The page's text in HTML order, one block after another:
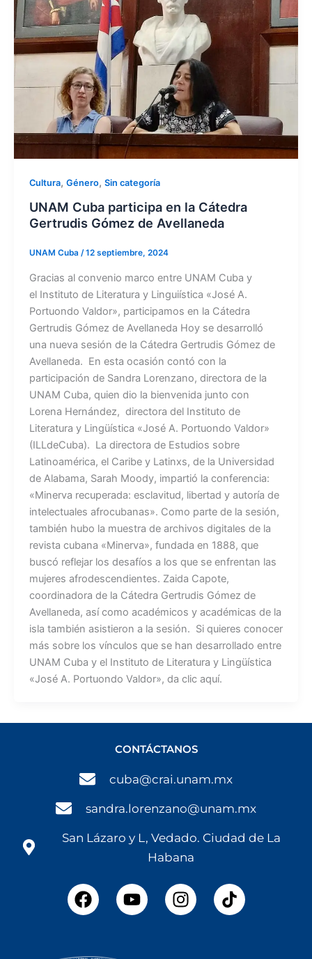
Cultura, Género, Sin categoría
UNAM Cuba participa en la Cátedra
Gertrudis Gómez de Avellaneda
UNAM Cuba /12 septiembre, 2024
Gracias al convenio marco entre UNAM Cuba y
el Instituto de Literatura y Linguiística «José A.
Portuondo Valdor», participamos en la Cátedra
Gertrudis Gómez de Avellaneda Hoy se desarrolló
una nueva sesión de la Cátedra Gertrudis Gómez de
Avellaneda. En esta ocasión contó con la
participación de Sandra Lorenzano, directora de la
UNAM Cuba, quien dio la bienvenida junto con
Lorena Hernández, directora del Instituto de
Literatura y Lingüística «José A. Portuondo Valdor»
(ILLdeCuba). La directora de Estudios sobre
Latinoamérica, el Caribe y Latinxs, de la Universidad
de Alabama, Sarah Moody, impartió la conferencia:
«Minerva recuperada: esclavitud, libertad y autoría de
intelectuales afrocubanas». Como parte de la sesión,
también hubo la muestra de archivos digitales de la
revista cubana «Minerva», fundada en 1888, que
buscó reflejar los desafíos a los que se enfrentan las
mujeres afrodescendientes. Zaida Capote,
coordinadora de la Cátedra Gertrudis Gómez de
Avellaneda, así como académicos y académicas de la
isla también asistieron a la sesión. Si quieres conocer
más sobre los vínculos que se han desarrollado entre
UNAM Cuba y el Instituto de Literatura y Lingüística
«José A. Portuondo Valdor», da clic aquí.
CONTÁCTANOS
cuba@crai.unam.mx
sandra.lorenzano@unam.mx
San Lázaro y L, Vedado. Ciudad de La
Habana
F
a
Y
o
I
n